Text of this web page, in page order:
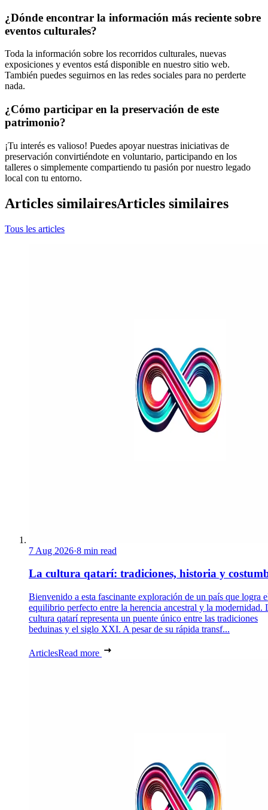
¿Dónde encontrar la información más reciente sobre
eventos culturales?
Toda la información sobre los recorridos culturales, nuevas
exposiciones y eventos está disponible en nuestro sitio web.
También puedes seguirnos en las redes sociales para no perderte
nada.
¿Cómo participar en la preservación de este
patrimonio?
¡Tu interés es valioso! Puedes apoyar nuestras iniciativas de
preservación convirtiéndote en voluntario, participando en los
talleres o simplemente compartiendo tu pasión por nuestro legado
local con tu entorno.
Articles similairesArticles similaires
Tous les articles
7 Aug 2026·8 min read
La cultura qatarí: tradiciones, historia y
Bienvenido a esta fascinante exploración de un país que logra
equilibrio perfecto entre la herencia ancestral y la modernidad.
cultura qatarí representa un puente único entre las tradiciones
beduinas y el siglo XXI. A pesar de su rápida transf...
ArticlesRead more